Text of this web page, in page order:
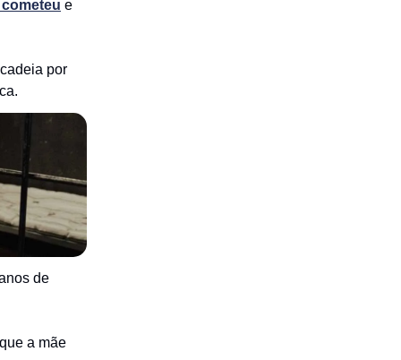
e
por
de
a mãe